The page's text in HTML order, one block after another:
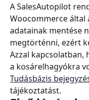
A SalesAutopilot
Woocommerce
adatainak mentése
megtörténni, ezért
Azzal kapcsolatban,
a kosárelhagyókra
Tudásbázis
tájékoztatást.